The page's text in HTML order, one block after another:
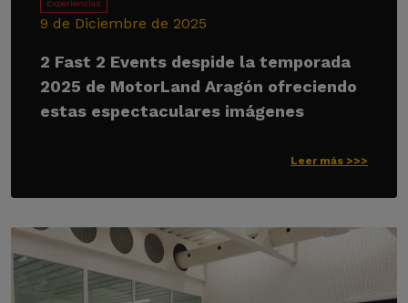
Experiencias
9 de Diciembre de 2025
2 Fast 2 Events despide la temporada
2025 de MotorLand Aragón ofreciendo
estas espectaculares imágenes
Leer más >>>